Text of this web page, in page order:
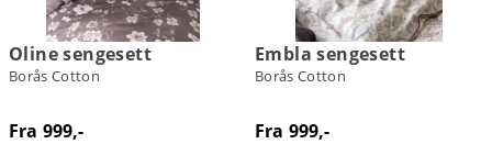
Oline sengesett
Borås Cotton
Fra 999,-
Embla sengesett
Borås Cotton
Fra 999,-